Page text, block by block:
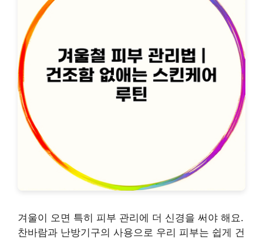
겨울이 오면 특히 피부 관리에 더 신경을 써야 해요.
찬바람과 난방기구의 사용으로 우리 피부는 쉽게 건